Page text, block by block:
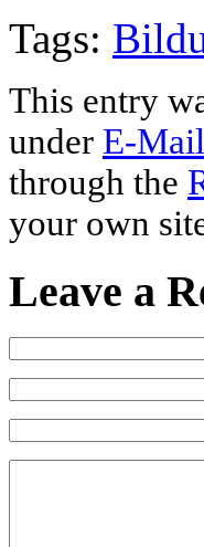
Tags:
This entry
under E-
through the
your own
Leave a